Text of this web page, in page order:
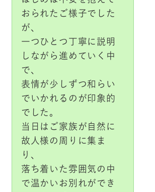
おられたご様子でした
が、
一つひとつ丁寧に説明
しながら進めていく中
で、
表情が少しずつ和らい
でいかれるのが印象的
でした。
当日はご家族が自然に
故人様の周りに集ま
り、
落ち着いた雰囲気の中
で温かいお別れができ